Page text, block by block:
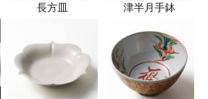
長方皿
津半月手鉢